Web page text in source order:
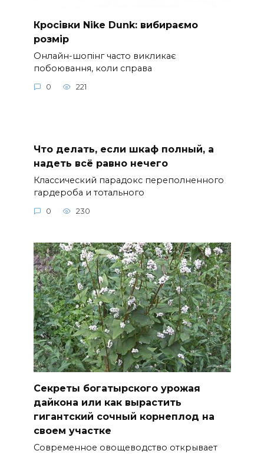
Кросівки Nike Dunk: вибираємо
розмір
Онлайн-шопінг часто викликає
побоювання, коли справа
0 221
Что делать, если шкаф полный, а
надеть всё равно нечего
Классический парадокс переполненного
гардероба и тотального
0 230
Секреты богатырского урожая
дайкона или как вырастить
гигантский сочный корнеплод на
своем участке
Современное овощеводство открывает